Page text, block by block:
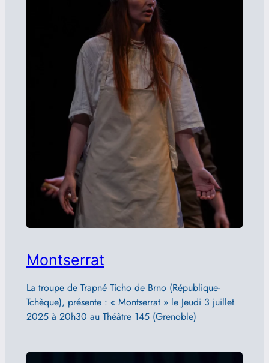
Montserrat
La troupe de Trapné Ticho de Brno (République-
Tchèque), présente : « Montserrat » le Jeudi 3 juillet
2025 à 20h30 au Théâtre 145 (Grenoble)